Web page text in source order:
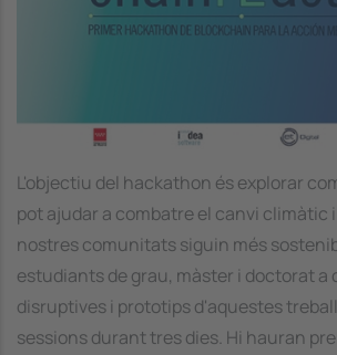
L'objectiu del hackathon és explorar
pot ajudar a combatre el canvi climàtic
nostres comunitats siguin més
estudiants de grau, màster i doctorat a
disruptives i prototips d'aquestes
sessions durant tres dies. Hi hauran